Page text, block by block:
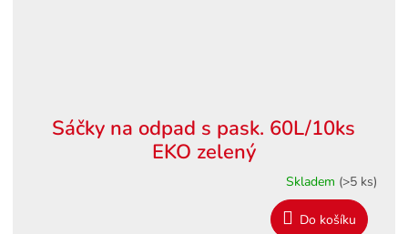
Sáčky na odpad s pask. 60L/10ks
EKO zelený
Skladem (>5 ks)
Do košíku